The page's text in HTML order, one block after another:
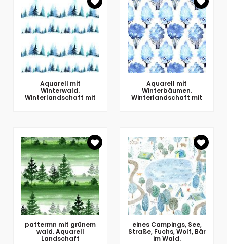
Aquarell mit
Winterwald.
Winterlandschaft mit
Aquarell mit
Winterbäumen.
Winterlandschaft mit
pattermn mit grünem
wald. Aquarell
Landschaft
eines Campings, See,
Straße, Fuchs, Wolf, Bär
im Wald.